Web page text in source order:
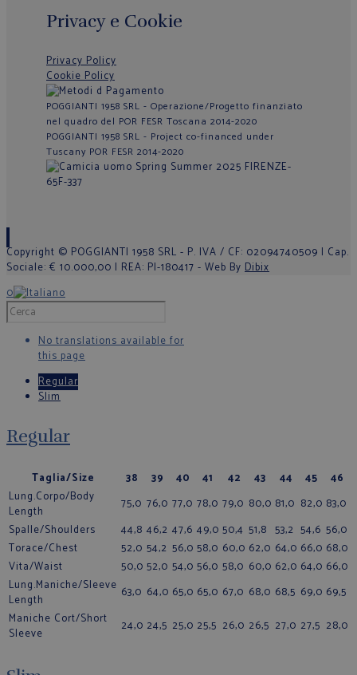
Privacy e Cookie
Privacy Policy
Cookie Policy
POGGIANTI 1958 SRL - Operazione/Progetto finanziato
nel quadro del POR FESR Toscana 2014-2020
POGGIANTI 1958 SRL - Project co-financed under
Tuscany POR FESR 2014-2020
Copyright © POGGIANTI 1958 SRL - P. IVA / CF: 02094740509 | Cap.
Sociale: € 10.000,00 | REA: PI-180417 - Web By Dibix
0
No translations available for
this page
Regular
Slim
Regular
Taglia/Size 38 39 40 41 42 43 44 45
46
Lung.Corpo/Body
Length
75,0 76,0 77,0 78,0 79,0 80,0 81,0 82,0 83,0
Spalle/Shoulders
44,8 46,2 47,6 49,0 50,4 51,8 53,2 54,6 56,0
Torace/Chest
52,0 54,2 56,0 58,0 60,0 62,0 64,0 66,0 68,0
Vita/Waist
50,0 52,0 54,0 56,0 58,0 60,0 62,0 64,0 66,0
Lung.Maniche/Sleeve
Length
63,0 64,0 65,0 65,0 67,0 68,0 68,5 69,0 69,5
Maniche Cort/Short
Sleeve
24,0 24,5 25,0 25,5 26,0 26,5 27,0 27,5 28,0